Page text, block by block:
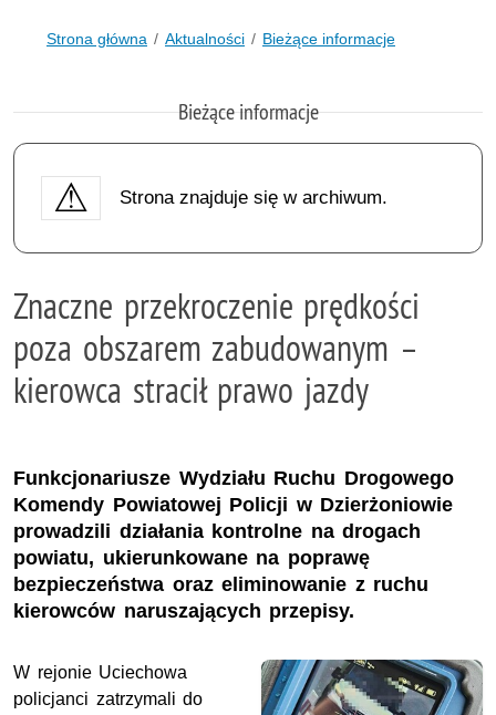
Strona główna Aktualności Bieżące informacje
Bieżące informacje
Strona znajduje się w archiwum.
Znaczne przekroczenie prędkości
poza obszarem zabudowanym –
kierowca stracił prawo jazdy
Funkcjonariusze Wydziału Ruchu Drogowego
Komendy Powiatowej Policji w Dzierżoniowie
prowadzili działania kontrolne na drogach
powiatu, ukierunkowane na poprawę
bezpieczeństwa oraz eliminowanie z ruchu
kierowców naruszających przepisy.
W rejonie Uciechowa
policjanci zatrzymali do